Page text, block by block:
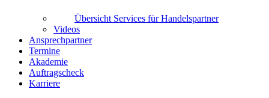
Übersicht Services für Handelspartner
Videos
Ansprechpartner
Termine
Akademie
Auftragscheck
Karriere